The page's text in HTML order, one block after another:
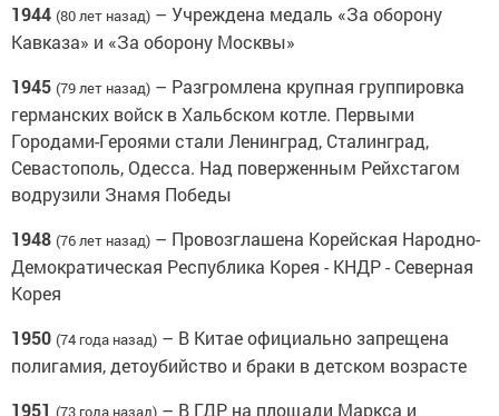
1944 (80 лет назад) – Учреждена медаль «За оборону
Кавказа» и «За оборону Москвы»
1945 (79 лет назад) – Разгромлена крупная группировка
германских войск в Хальбском котле. Первыми
Городами-Героями стали Ленинград, Сталинград,
Севастополь, Одесса. Над поверженным Рейхстагом
водрузили Знамя Победы
1948 (76 лет назад) – Провозглашена Корейская Народно-
Демократическая Республика Корея - КНДР - Северная
Корея
1950 (74 года назад) – В Китае официально запрещена
полигамия, детоубийство и браки в детском возрасте
1951 (73 года назад) – В ГДР на площади Маркса и